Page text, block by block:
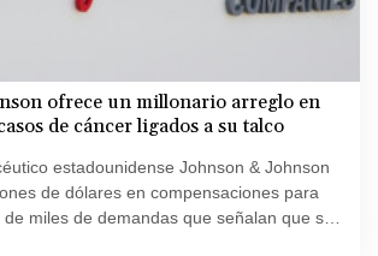
ofrece un millonario arreglo en
de cáncer ligados a su talco
estadounidense Johnson & Johnson
de dólares en compensaciones para
miles de demandas que señalan que su
de ovarios, informó la empresa el lunes.